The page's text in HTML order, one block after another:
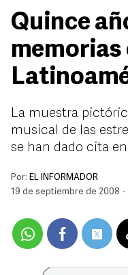
Quince
memorias
La muestra
musical de las
se han dado cita
Por: EL INFORMADOR
19 de septiembre de 2008 -